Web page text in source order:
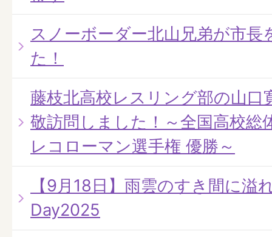
スノーボーダー北山兄弟が市長
た！
藤枝北高校レスリング部の山口
敬訪問しました！～全国高校総
レコローマン選手権 優勝～
【9月18日】雨雲のすき間に溢
Day2025